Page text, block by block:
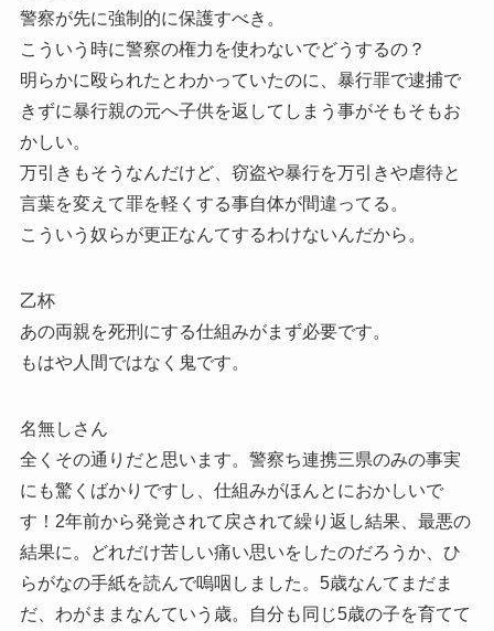
警察が先に強制的に保護すべき。
こういう時に警察の権力を使わないでどうするの？
明らかに殴られたとわかっていたのに、暴行罪で逮捕で
きずに暴行親の元へ子供を返してしまう事がそもそもお
かしい。
万引きもそうなんだけど、窃盗や暴行を万引きや虐待と
言葉を変えて罪を軽くする事自体が間違ってる。
こういう奴らが更正なんてするわけないんだから。
乙杯
あの両親を死刑にする仕組みがまず必要です。
もはや人間ではなく鬼です。
名無しさん
全くその通りだと思います。警察ち連携三県のみの事実
にも驚くばかりですし、仕組みがほんとにおかしいで
す！2年前から発覚されて戻されて繰り返し結果、最悪の
結果に。どれだけ苦しい痛い思いをしたのだろうか、ひ
らがなの手紙を読んで嗚咽しました。5歳なんてまだま
だ、わがままなんていう歳。自分も同じ5歳の子を育てて